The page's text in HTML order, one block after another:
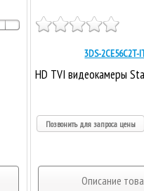
3DS-2CE56C2T-
HD TVI видеокамеры
Позвонить для запроса цены
Описание